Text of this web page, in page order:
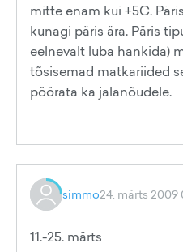
mitte enam kui +5C.
kunagi päris ära. Päris
eelnevalt luba hankida)
tõsisemad matkariided
pöörata ka jalanõudele.
simmo24. märts 2009
11.-25. märts